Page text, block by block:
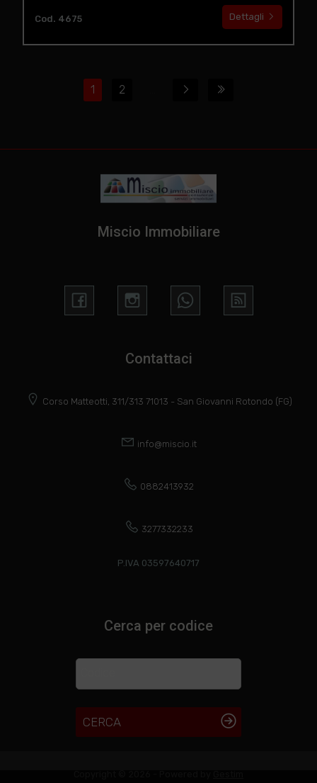
Cod. 4675 Dettagli
1 2
Miscio Immobiliare
Contattaci
Corso Matteotti, 311/313 71013 - San Giovanni Rotondo (FG)
info@miscio.it
0882413932
3277332233
P.IVA 03597640717
Cerca per codice
CERCA